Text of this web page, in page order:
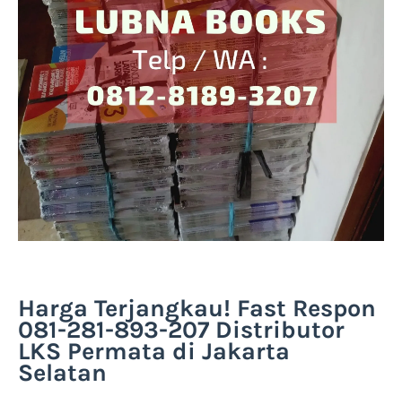
Harga Terjangkau! Fast Respon
081-281-893-207 Distributor
LKS Permata di Jakarta
Selatan